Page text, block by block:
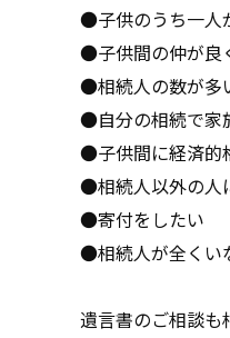
●子供のうち一人
●子供間の仲が良
●相続人の数が多
●自分の相続で家
●子供間に経済的
●相続人以外の人
●寄付をしたい
●相続人が全くい
遺言書のご相談も